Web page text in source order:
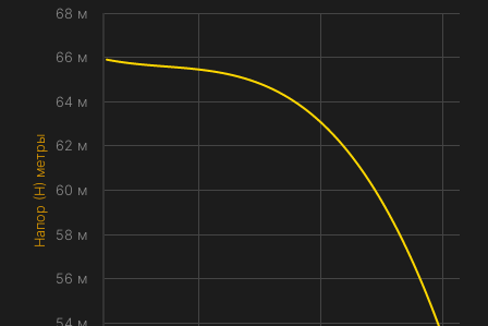
Напор (H) метры
56 м
58 м
60 м
62 м
64 м
66 м
68 м